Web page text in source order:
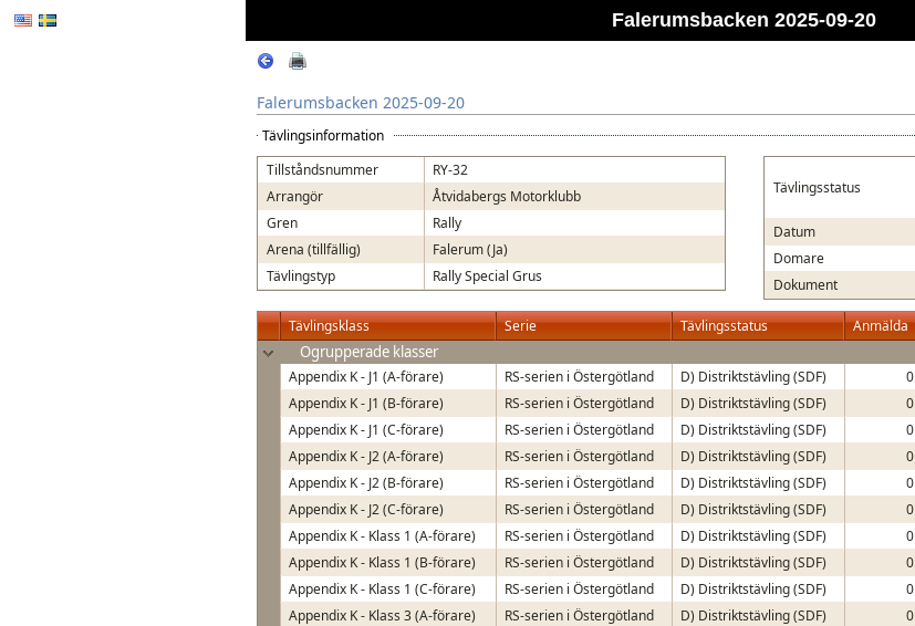
Falerumsbacken 2025-09-20
Falerumsbacken 2025-09-20
Tävlingsinformation
Tillståndsnummer
RY-32
Arrangör
Åtvidabergs Motorklubb
Gren
Rally
Arena (tillfällig)
Falerum (Ja)
Tävlingstyp
Rally Special Grus
Tävlingsstatus
Datum
Domare
Dokument
Tävlingsklass Serie Tävlingsstatus Anmälda
Ogrupperade klasser
Appendix K - J1 (A-förare) RS-serien i Östergötland D) Distriktstävling (SDF) 0
Appendix K - J1 (B-förare)
RS-serien i Östergötland D) Distriktstävling (SDF) 0
Appendix K - J1 (C-förare)
RS-serien i Östergötland D) Distriktstävling (SDF) 0
Appendix K - J2 (A-förare)
RS-serien i Östergötland D) Distriktstävling (SDF) 0
Appendix K - J2 (B-förare)
RS-serien i Östergötland D) Distriktstävling (SDF) 0
Appendix K - J2 (C-förare)
RS-serien i Östergötland D) Distriktstävling (SDF) 0
Appendix K - Klass 1 (A-förare)
RS-serien i Östergötland D) Distriktstävling (SDF) 0
Appendix K - Klass 1 (B-förare)
RS-serien i Östergötland D) Distriktstävling (SDF) 0
Appendix K - Klass 1 (C-förare)
RS-serien i Östergötland D) Distriktstävling (SDF) 0
Appendix K - Klass 3 (A-förare)
RS-serien i Östergötland D) Distriktstävling (SDF) 0